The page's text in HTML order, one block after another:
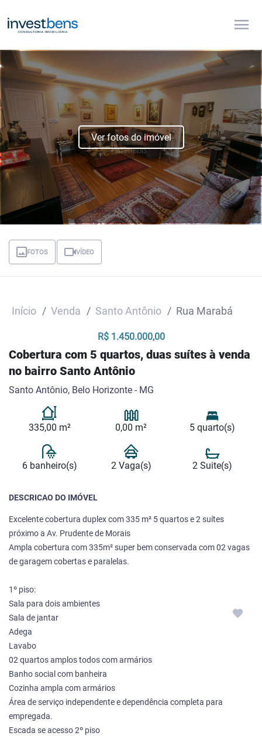
menu
Ver fotos do imóvel
FOTOS VÍDEO
Início Venda Santo Antônio Rua Marabá
R$ 1.450.000,00
Cobertura com 5 quartos, duas suítes à venda
no bairro Santo Antônio
Santo Antônio, Belo Horizonte - MG
335,00 m² 0,00 m² 5 quarto(s)
6 banheiro(s) 2 Vaga(s) 2 Suite(s)
DESCRICAO DO IMÓVEL
Excelente cobertura duplex com 335 m² 5 quartos e 2 suítes
próximo a Av. Prudente de Morais
Ampla cobertura com 335m² super bem conservada com 02 vagas
de garagem cobertas e paralelas.
1º piso:
Sala para dois ambientes
Sala de jantar
Adega
Lavabo
02 quartos amplos todos com armários
Banho social com banheira
Cozinha ampla com armários
Área de serviço independente e dependência completa para
empregada.
Escada se acesso 2º piso